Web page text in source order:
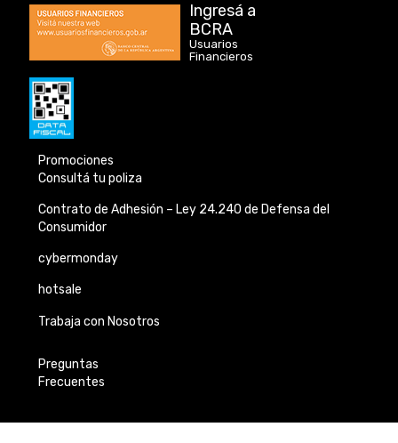
Ingresá a
BCRA
Usuarios
Financieros
Promociones
Consultá tu poliza
Contrato de Adhesión – Ley 24.240 de Defensa del
Consumidor
cybermonday
hotsale
Trabaja con Nosotros
Preguntas
Frecuentes